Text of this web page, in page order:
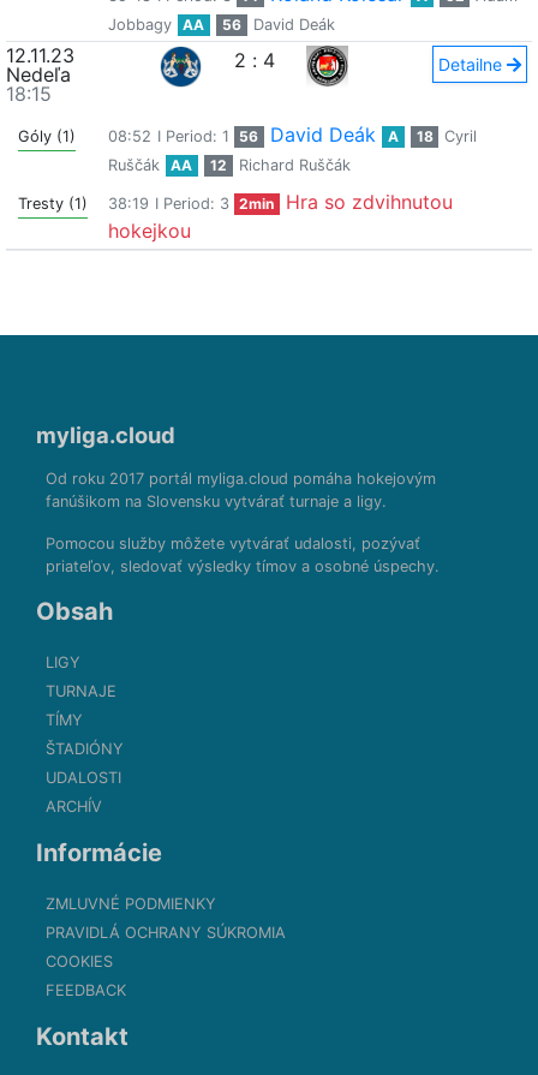
Jobbagy
AA 56 David Deák
12.11.23
Nedeľa
18:15
2 : 4 Detailne
Góly (1) 08:52 I Period: 1 56 David Deák A 18
Cyril
Ruščák
AA 12 Richard Ruščák
Tresty (1) 38:19 I Period: 3 2min
Hra so zdvihnutou
hokejkou
myliga.cloud
Od roku 2017 portál myliga.cloud pomáha hokejovým
fanúšikom na Slovensku vytvárať turnaje a ligy.
Pomocou služby môžete vytvárať udalosti, pozývať
priateľov, sledovať výsledky tímov a osobné úspechy.
Obsah
LIGY
TURNAJE
TÍMY
ŠTADIÓNY
UDALOSTI
ARCHÍV
Informácie
ZMLUVNÉ PODMIENKY
PRAVIDLÁ OCHRANY SÚKROMIA
COOKIES
FEEDBACK
Kontakt